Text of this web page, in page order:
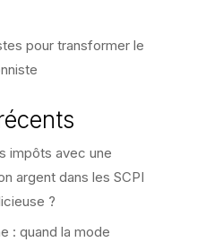
pour transformer le
impôts avec une
argent dans les SCPI
?
: quand la mode